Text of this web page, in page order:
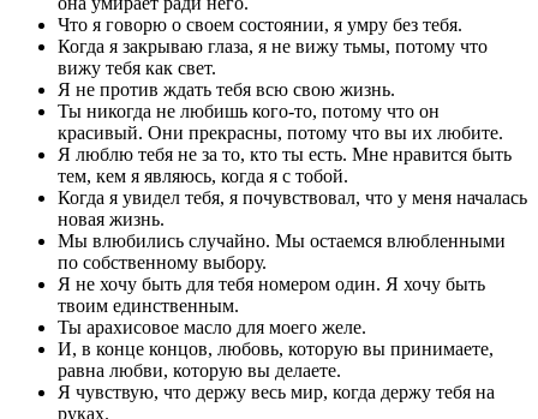
Что я говорю о своем состоянии, я умру без тебя.
Когда я закрываю глаза, я не вижу тьмы, потому что
вижу тебя как свет.
Я не против ждать тебя всю свою жизнь.
Ты никогда не любишь кого-то, потому что он
красивый. Они прекрасны, потому что вы их любите.
Я люблю тебя не за то, кто ты есть. Мне нравится быть
тем, кем я являюсь, когда я с тобой.
Когда я увидел тебя, я почувствовал, что у меня началась
новая жизнь.
Мы влюбились случайно. Мы остаемся влюбленными
по собственному выбору.
Я не хочу быть для тебя номером один. Я хочу быть
твоим единственным.
Ты арахисовое масло для моего желе.
И, в конце концов, любовь, которую вы принимаете,
равна любви, которую вы делаете.
Я чувствую, что держу весь мир, когда держу тебя на
руках.